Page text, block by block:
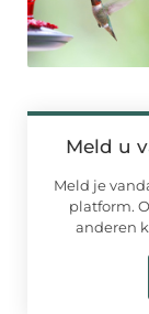
Meld u
Meld je
platform.
anderen